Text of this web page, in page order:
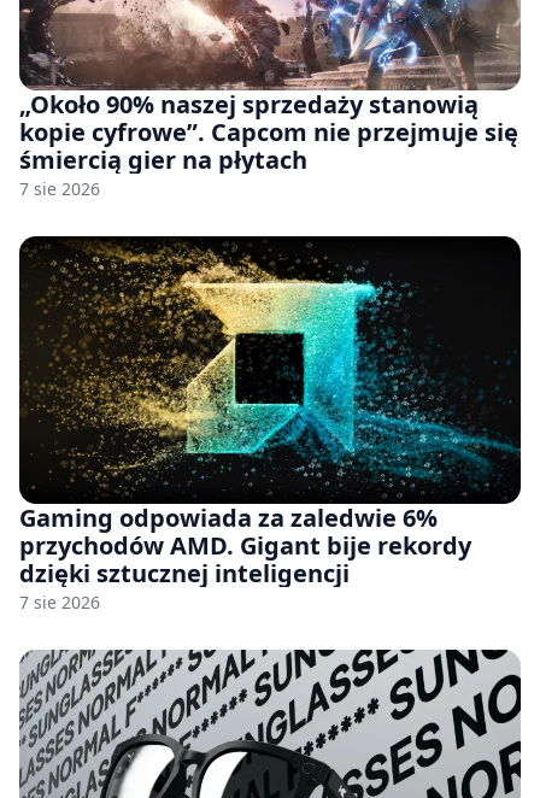
„Około 90% naszej sprzedaży stanowią
kopie cyfrowe”. Capcom nie przejmuje się
śmiercią gier na płytach
7 sie 2026
Gaming odpowiada za zaledwie 6%
przychodów AMD. Gigant bije rekordy
dzięki sztucznej inteligencji
7 sie 2026